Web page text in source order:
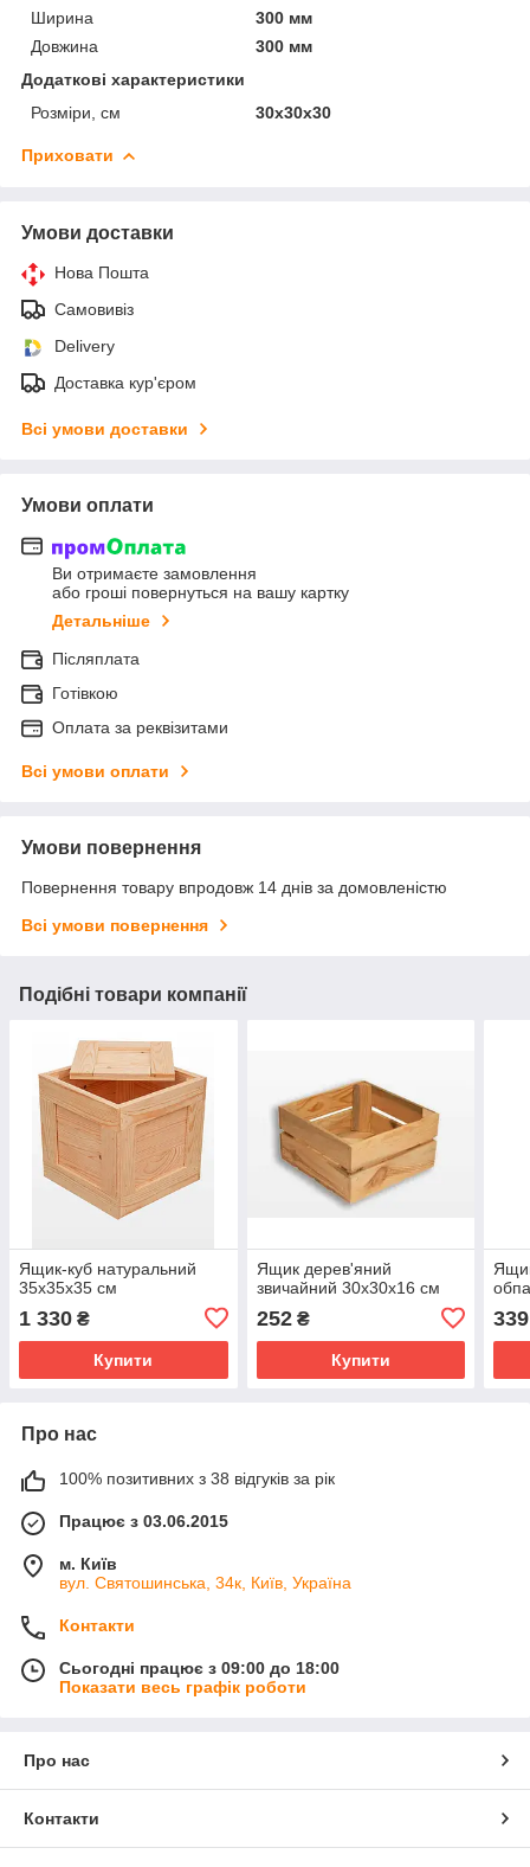
Ширина
300 мм
Довжина
300 мм
Додаткові характеристики
Розміри, см
30х30х30
Приховати
Умови доставки
Нова Пошта
Самовивіз
Delivery
Доставка кур'єром
Всі умови доставки
Умови оплати
Ви отримаєте замовлення
або гроші повернуться на вашу картку
Детальніше
Післяплата
Готівкою
Оплата за реквізитами
Всі умови оплати
Умови повернення
Повернення товару впродовж 14 днів за домовленістю
Всі умови повернення
Подібні товари компанії
Ящик-куб натуральний
35х35х35 см
1 330 ₴
Купити
Ящик дерев'яний
звичайний 30х30х16 см
252₴
Купити
339
Про нас
100% позитивних з 38 відгуків за рік
Працює з 03.06.2015
м. Київ
вул. Святошинська, 34к, Київ, Україна
Контакти
Сьогодні працює з 09:00 до 18:00
Показати весь графік роботи
Про нас
Контакти